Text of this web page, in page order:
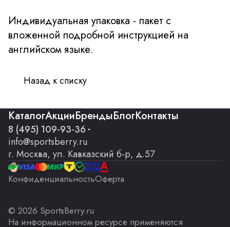
Индивидуальная упаковка - пакет с
вложенной подробной инструкцией на
английском языке.
Назад к списку
КаталогАкцииБрендыБлогКонтакты
8 (495) 109-93-36
info@sportsberry.ru
г. Москва, ул. Кавказский б-р, д.57
КонфиденциальностьОферта
© 2026 SportsBerry.ru
На информационном ресурсе применяются